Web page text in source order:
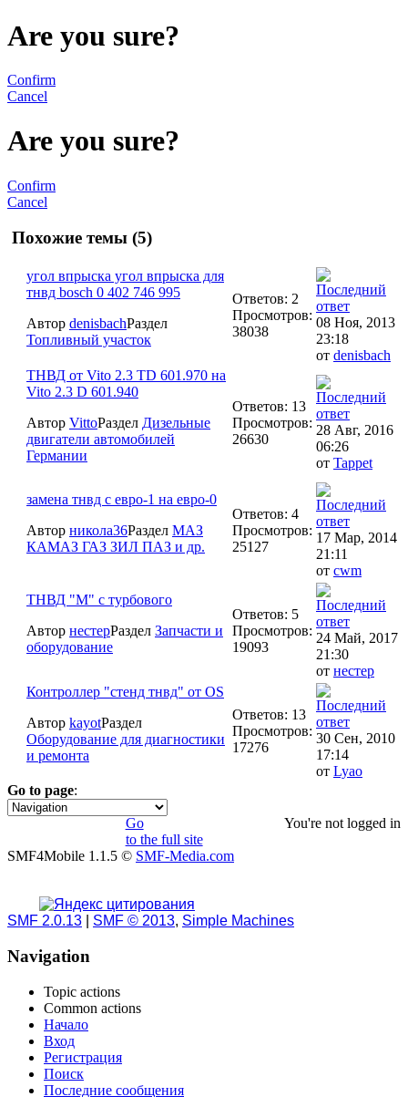
Are you sure?
Confirm
Cancel
Are you sure?
Confirm
Cancel
Похожие темы (5)
угол впрыска угол впрыска для
тнвд bosch 0 402 746 995
Автор denisbachРаздел
Топливный участок
Ответов: 2
Просмотров:
38038
08 Ноя, 2013
23:18
от denisbach
ТНВД от Vito 2.3 TD 601.970 на
Vito 2.3 D 601.940
Автор VittoРаздел Дизельные
двигатели автомобилей
Германии
Ответов: 13
Просмотров:
26630
28 Авг, 2016
06:26
от Tappet
замена тнвд с евро-1 на евро-0
Автор никола36Раздел МАЗ
КАМАЗ ГАЗ ЗИЛ ПАЗ и др.
Ответов: 4
Просмотров:
25127
17 Мар, 2014
21:11
от cwm
ТНВД "М" с турбового
Автор нестерРаздел Запчасти и
оборудование
Ответов: 5
Просмотров:
19093
24 Май, 2017
21:30
от нестер
Контроллер "стенд тнвд" от OS
Автор kayotРаздел
Оборудование для диагностики
и ремонта
Ответов: 13
Просмотров:
17276
30 Сен, 2010
17:14
от Lyao
Go to page:
1
You're not logged in
Go
to the full site
SMF4Mobile 1.1.5 © SMF-Media.com
SMF 2.0.13 SMF © 2013, Simple Machines
Navigation
Topic actions
Common actions
Начало
Вход
Регистрация
Поиск
Последние сообщения